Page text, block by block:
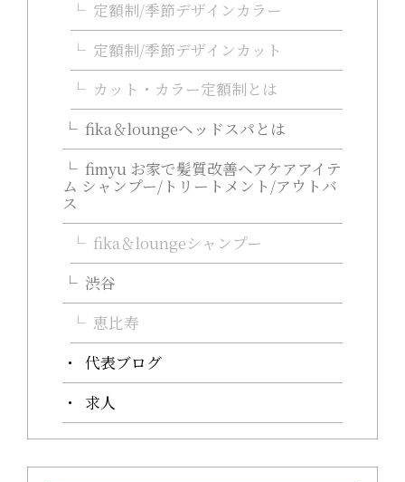
定額制/季節デザインカラー
定額制/季節デザインカット
カット・カラー定額制とは
fika＆loungeヘッドスパとは
fimyu お家で髪質改善ヘアケアアイテ
ム シャンプー/トリートメント/アウトバ
ス
fika＆loungeシャンプー
渋谷
恵比寿
代表ブログ
求人